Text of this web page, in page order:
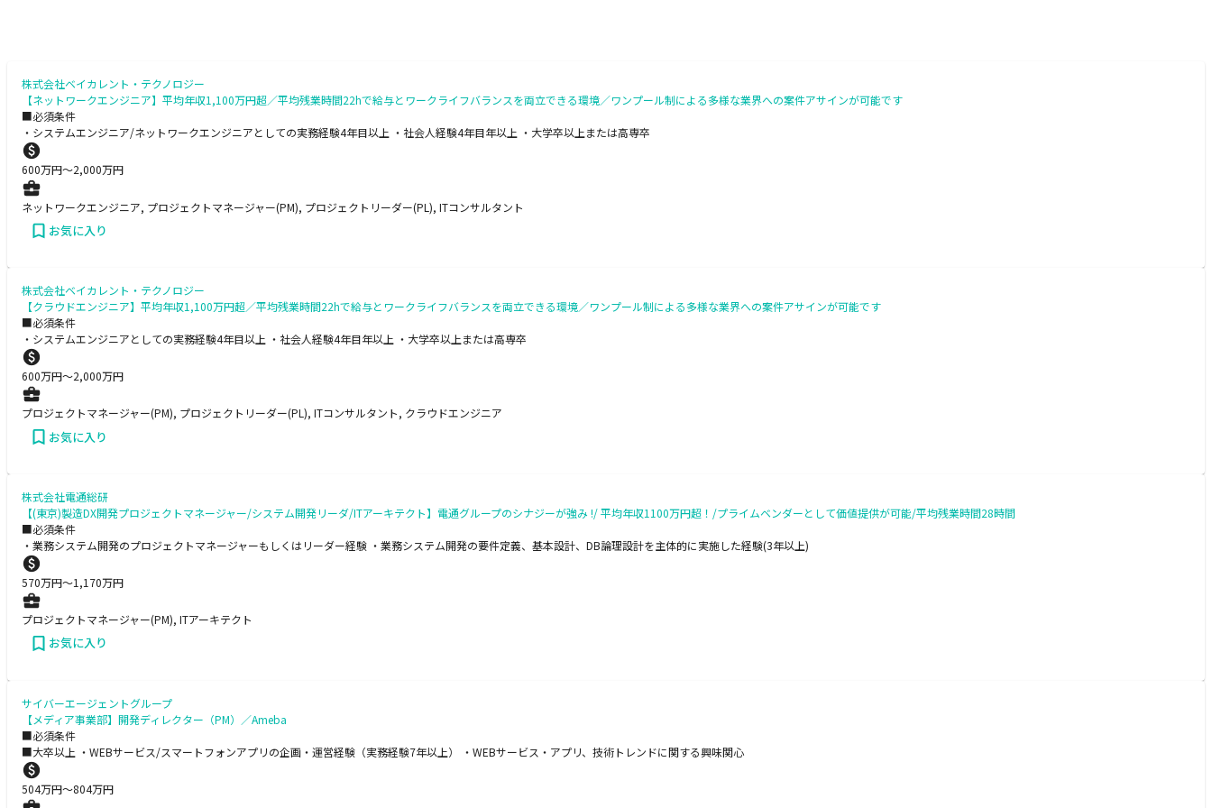
株式会社ベイカレント・テクノロジー
【ネットワークエンジニア】平均年収1,100万円超／平均残業時間22hで給与とワークライフバランスを両立できる環境／ワンプール制による多様な業界への案件アサインが可能です
■必須条件
・システムエンジニア/ネットワークエンジニアとしての実務経験4年目以上 ・社会人経験4年目年以上 ・大学卒以上または高専卒
600万円〜2,000万円
ネットワークエンジニア, プロジェクトマネージャー(PM), プロジェクトリーダー(PL), ITコンサルタント
お気に入り
株式会社ベイカレント・テクノロジー
【クラウドエンジニア】平均年収1,100万円超／平均残業時間22hで給与とワークライフバランスを両立できる環境／ワンプール制による多様な業界への案件アサインが可能です
■必須条件
・システムエンジニアとしての実務経験4年目以上 ・社会人経験4年目年以上 ・大学卒以上または高専卒
600万円〜2,000万円
プロジェクトマネージャー(PM), プロジェクトリーダー(PL), ITコンサルタント, クラウドエンジニア
お気に入り
株式会社電通総研
【(東京)製造DX開発プロジェクトマネージャー/システム開発リーダ/ITアーキテクト】電通グループのシナジーが強み !/ 平均年収1100万円超！/プライムベンダーとして価値提供が可能/平均残業時間28時間
■必須条件
・業務システム開発のプロジェクトマネージャーもしくはリーダー経験 ・業務システム開発の要件定義、基本設計、DB論理設計を主体的に実施した経験(3年以上)
570万円〜1,170万円
プロジェクトマネージャー(PM), ITアーキテクト
お気に入り
サイバーエージェントグループ
【メディア事業部】開発ディレクター（PM）／Ameba
■必須条件
■大卒以上 ・WEBサービス/スマートフォンアプリの企画・運営経験（実務経験7年以上） ・WEBサービス・アプリ、技術トレンドに関する興味関心
504万円〜804万円